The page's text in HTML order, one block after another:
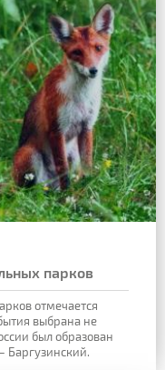
парков
отмечается
выбрана не
был образован
Баргузинский.